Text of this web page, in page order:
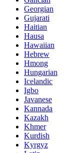
Georgian
Gujarati
Haitian
Hausa
Hawaiian
Hebrew
Hmong
Hungarian
Icelandic
Igbo
Javanese
Kannada
Kazakh
Khmer
Kurdish
Kyrgyz